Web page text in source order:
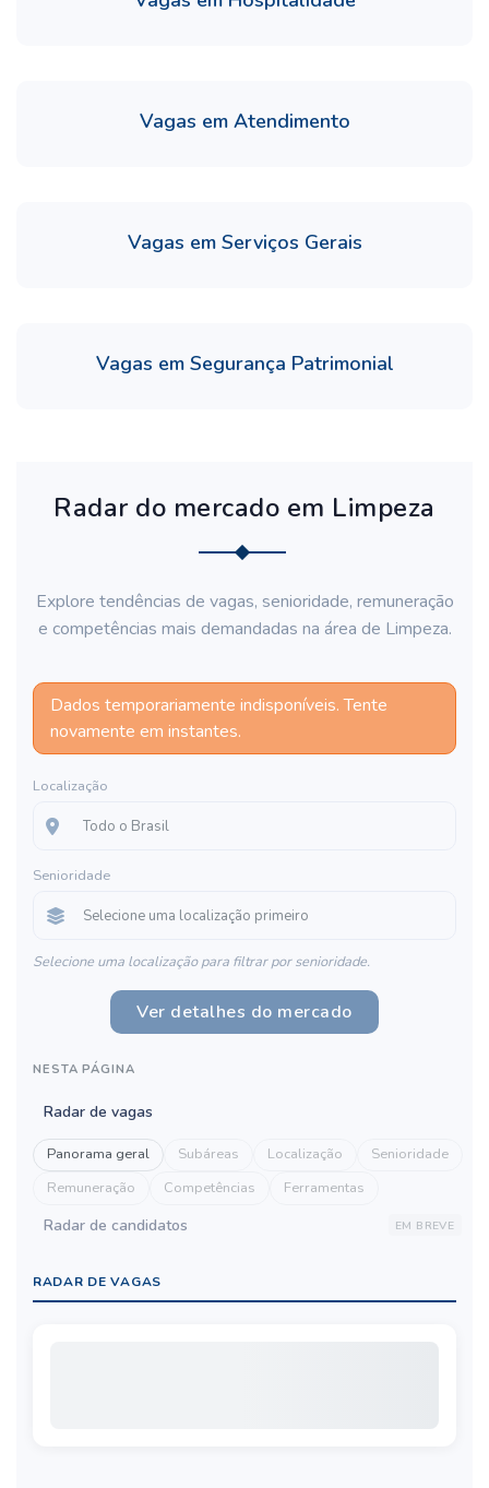
Vagas em Atendimento
Vagas em Serviços Gerais
Vagas em Segurança Patrimonial
Radar do mercado em Limpeza
Explore tendências de vagas, senioridade, remuneração
e competências mais demandadas na área de Limpeza.
Dados temporariamente indisponíveis. Tente
novamente em instantes.
Localização
Senioridade
Selecione uma localização para filtrar por senioridade.
Ver detalhes do mercado
NESTA PÁGINA
Radar de vagas
Panorama geral Subáreas Localização
Senioridade
Remuneração
Competências Ferramentas
Radar de candidatos EM BREVE
RADAR DE VAGAS